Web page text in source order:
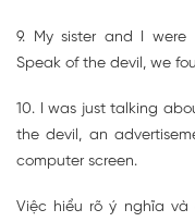
9. My sister and I were
Speak of the devil, we
10. I was just talking
the devil, an
computer screen.
Việc hiểu rõ ý nghĩa